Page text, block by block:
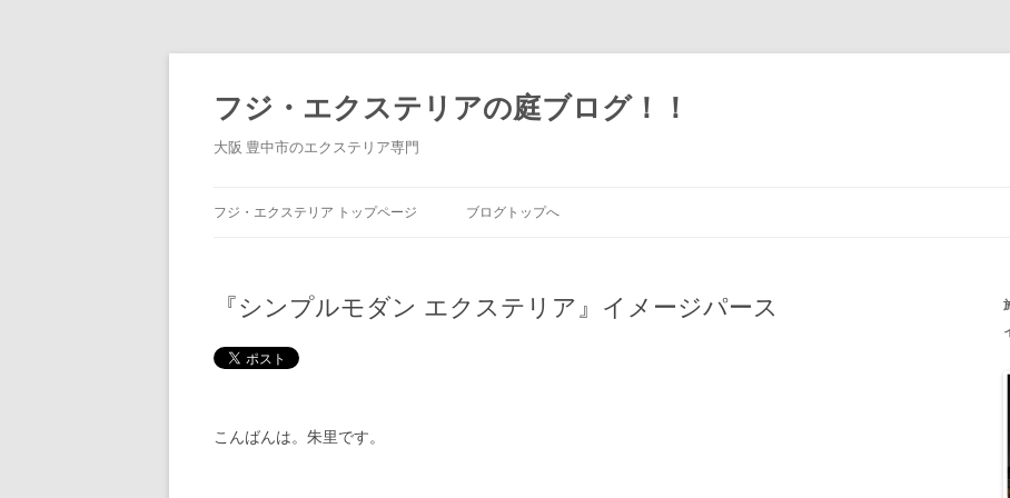
コ
ン
ツ
へ
ス
フジ・エクステリアの庭ブログ！！
大阪 豊中市のエクステリア専門
フジ・エクステリア トップページ ブログトップへ
『シンプルモダン エクステリア』イメージパース
こんばんは。朱里です。